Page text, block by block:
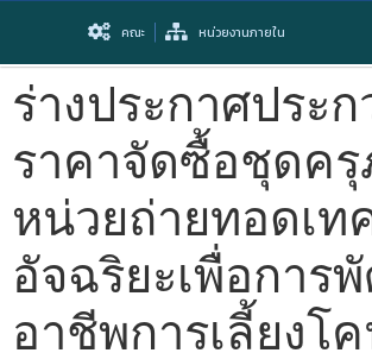
คณะ หน่วยงานภายใน
ร่างประกาศประก
ราคาจัดซื้อชุดค
หน่วยถ่ายทอดเท
อัจฉริยะเพื่อการ
อาชีพการเลี้ยงโ